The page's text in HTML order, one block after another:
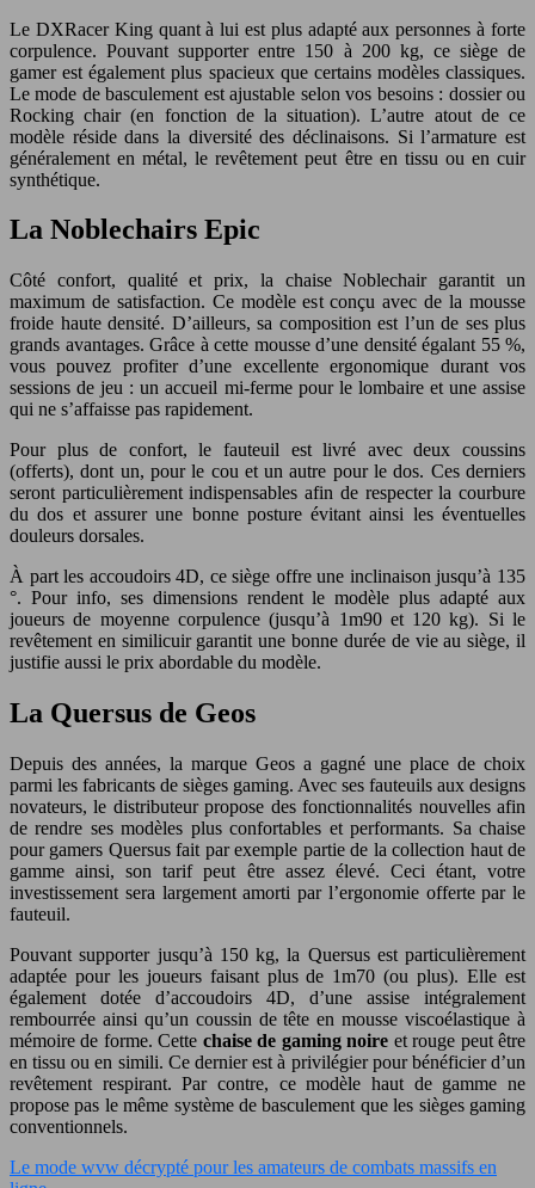
Le DXRacer King quant à lui est plus adapté aux personnes à forte
corpulence. Pouvant supporter entre 150 à 200 kg, ce siège de
gamer est également plus spacieux que certains modèles classiques.
Le mode de basculement est ajustable selon vos besoins : dossier ou
Rocking chair (en fonction de la situation). L’autre atout de ce
modèle réside dans la diversité des déclinaisons. Si l’armature est
généralement en métal, le revêtement peut être en tissu ou en cuir
synthétique.
La Noblechairs Epic
Côté confort, qualité et prix, la chaise Noblechair garantit un
maximum de satisfaction. Ce modèle est conçu avec de la mousse
froide haute densité. D’ailleurs, sa composition est l’un de ses plus
grands avantages. Grâce à cette mousse d’une densité égalant 55 %,
vous pouvez profiter d’une excellente ergonomique durant vos
sessions de jeu : un accueil mi-ferme pour le lombaire et une assise
qui ne s’affaisse pas rapidement.
Pour plus de confort, le fauteuil est livré avec deux coussins
(offerts), dont un, pour le cou et un autre pour le dos. Ces derniers
seront particulièrement indispensables afin de respecter la courbure
du dos et assurer une bonne posture évitant ainsi les éventuelles
douleurs dorsales.
À part les accoudoirs 4D, ce siège offre une inclinaison jusqu’à 135
°. Pour info, ses dimensions rendent le modèle plus adapté aux
joueurs de moyenne corpulence (jusqu’à 1m90 et 120 kg). Si le
revêtement en similicuir garantit une bonne durée de vie au siège, il
justifie aussi le prix abordable du modèle.
La Quersus de Geos
Depuis des années, la marque Geos a gagné une place de choix
parmi les fabricants de sièges gaming. Avec ses fauteuils aux designs
novateurs, le distributeur propose des fonctionnalités nouvelles afin
de rendre ses modèles plus confortables et performants. Sa chaise
pour gamers Quersus fait par exemple partie de la collection haut de
gamme ainsi, son tarif peut être assez élevé. Ceci étant, votre
investissement sera largement amorti par l’ergonomie offerte par le
fauteuil.
Pouvant supporter jusqu’à 150 kg, la Quersus est particulièrement
adaptée pour les joueurs faisant plus de 1m70 (ou plus). Elle est
également dotée d’accoudoirs 4D, d’une assise intégralement
rembourrée ainsi qu’un coussin de tête en mousse viscoélastique à
mémoire de forme. Cette chaise de gaming noire et rouge peut être
en tissu ou en simili. Ce dernier est à privilégier pour bénéficier d’un
revêtement respirant. Par contre, ce modèle haut de gamme ne
propose pas le même système de basculement que les sièges gaming
conventionnels.
Le mode wvw décrypté pour les amateurs de combats massifs en